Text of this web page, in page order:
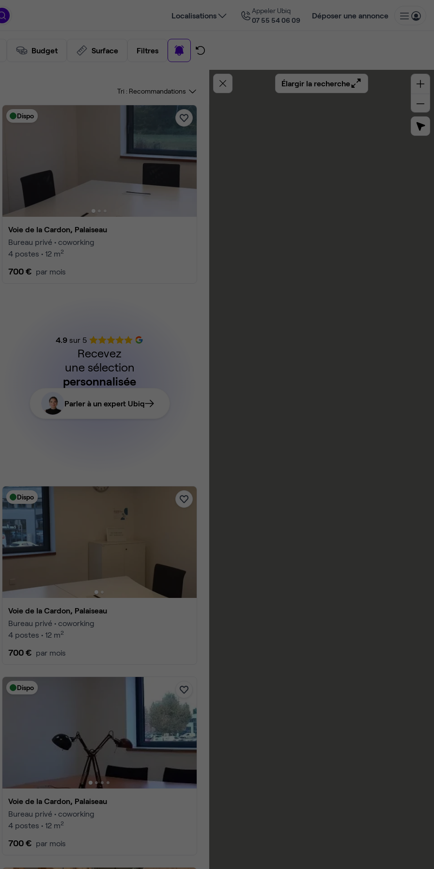
Localisations
Appeler Ubiq
07 55 54 06 09
Déposer une annonce
Budget Surface Filtres
Tri :
Élargir la recherche